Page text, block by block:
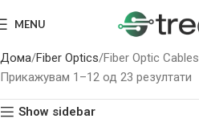
MENU
Дома Fiber Optics Fiber Optic Cables
Прикажувам 1–12 од 23 резултати
Show sidebar